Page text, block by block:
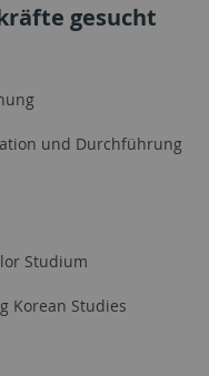
gesucht
und Durchführung
Studium
Korean Studies